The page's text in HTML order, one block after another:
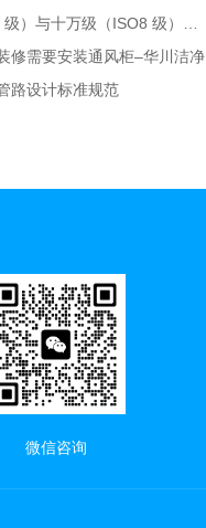
（ISO8 级）电子厂洁净无尘车间装修成本差异
修需要安装通风柜–华川洁净
路设计标准规范
微信咨询